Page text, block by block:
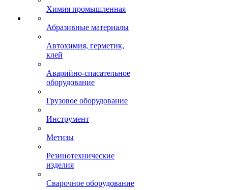
Химия промышленная
Абразивные материалы
Автохимия, герметик,
клей
Аварийно-спасательное
оборудование
Грузовое оборудование
Инструмент
Метизы
Резинотехнические
изделия
Сварочное оборудование